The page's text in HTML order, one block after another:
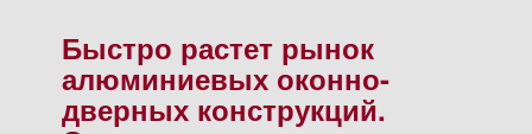
Быстро растет рынок
алюминиевых оконно-
дверных конструкций.